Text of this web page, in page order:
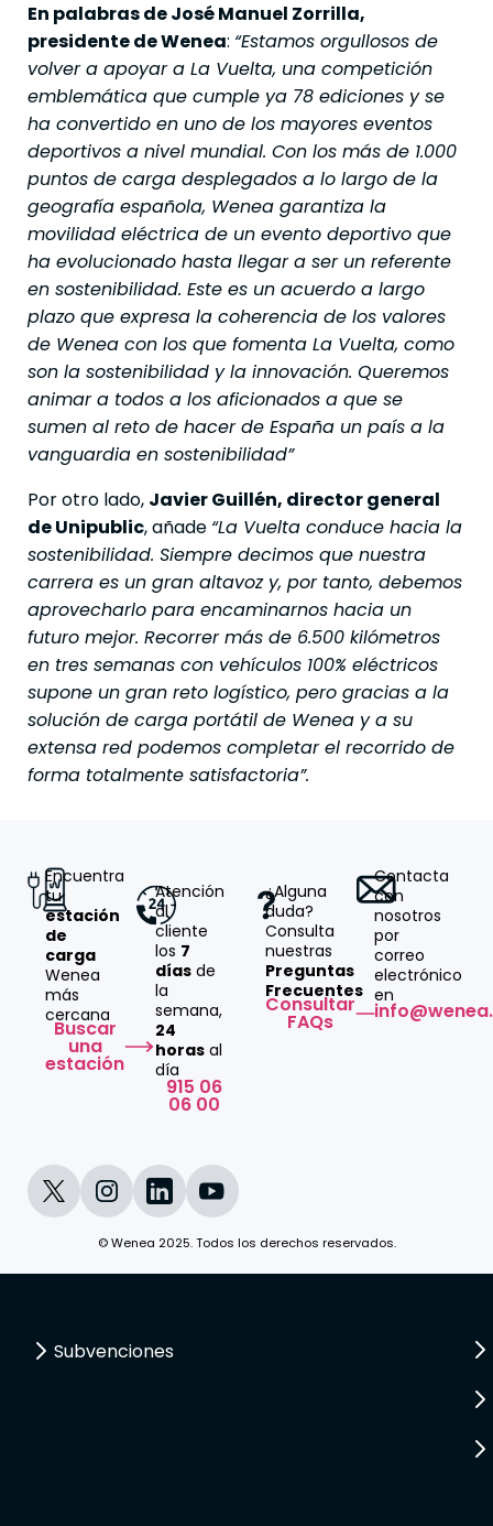
En palabras de José Manuel Zorrilla,
presidente de Wenea: “Estamos orgullosos de
volver a apoyar a La Vuelta, una competición
emblemática que cumple ya 78 ediciones y se
ha convertido en uno de los mayores eventos
deportivos a nivel mundial. Con los más de 1.000
puntos de carga desplegados a lo largo de la
geografía española, Wenea garantiza la
movilidad eléctrica de un evento deportivo que
ha evolucionado hasta llegar a ser un referente
en sostenibilidad. Este es un acuerdo a largo
plazo que expresa la coherencia de los valores
de Wenea con los que fomenta La Vuelta, como
son la sostenibilidad y la innovación. Queremos
animar a todos a los aficionados a que se
sumen al reto de hacer de España un país a la
vanguardia en sostenibilidad”
Por otro lado, Javier Guillén, director general
de Unipublic, añade “La Vuelta conduce hacia la
sostenibilidad. Siempre decimos que nuestra
carrera es un gran altavoz y, por tanto, debemos
aprovecharlo para encaminarnos hacia un
futuro mejor. Recorrer más de 6.500 kilómetros
en tres semanas con vehículos 100% eléctricos
supone un gran reto logístico, pero gracias a la
solución de carga portátil de Wenea y a su
extensa red podemos completar el recorrido de
forma totalmente satisfactoria”.
Encuentra
tu
estación
de
carga
Wenea
más
cercana
Buscar
una
estación
Atención
al
cliente
los 7
díasde
la
semana,
24
horasal
día
915 06
06 00
¿Alguna
duda?
Consulta
nuestras
Preguntas
Frecuentes
Consultar
FAQs
Contacta
con
nosotros
por
correo
electrónico
en
© Wenea 2025. Todos los derechos reservados.
Subvenciones